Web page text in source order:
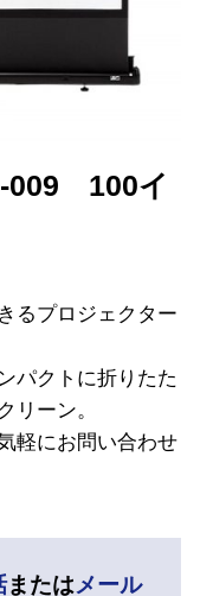
009 100イ
るプロジェクター
パクトに折りたた
リーン。
軽にお問い合わせ
またはメール